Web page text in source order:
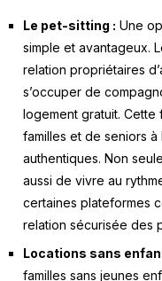
Le pet-sitting : Une
simple et avantageux.
relation propriétaires
s’occuper de
logement gratuit. Cette
familles et de seniors
authentiques. Non
aussi de vivre au
certaines plateformes
relation sécurisée des
Locations sans
familles sans jeunes